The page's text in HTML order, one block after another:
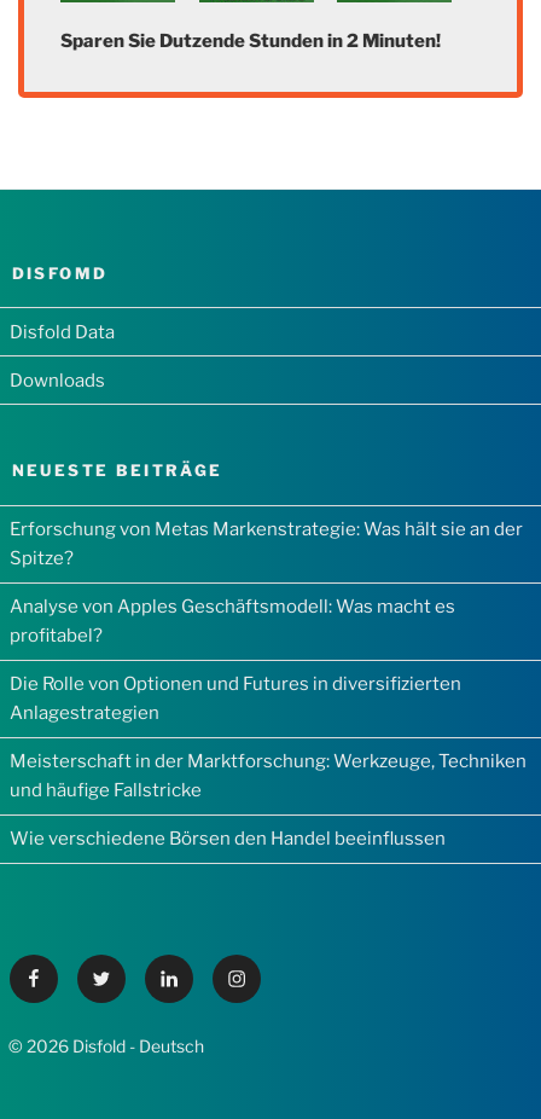
Sparen Sie Dutzende Stunden in 2 Minuten!
DISFOMD
Disfold Data
Downloads
NEUESTE BEITRÄGE
Erforschung von Metas Markenstrategie: Was hält sie an der
Spitze?
Analyse von Apples Geschäftsmodell: Was macht es
profitabel?
Die Rolle von Optionen und Futures in diversifizierten
Anlagestrategien
Meisterschaft in der Marktforschung: Werkzeuge, Techniken
und häufige Fallstricke
Wie verschiedene Börsen den Handel beeinflussen
FacebookTwitter LinkedinInstagram
© 2026 Disfold - Deutsch